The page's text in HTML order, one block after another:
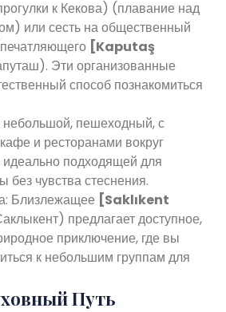
к Кекова) (плавание над
или сесть на общественный
[Kaputaş
Эти организованные
способ познакомиться
пешеходный, с
и ресторанами вокруг
идеально подходящей для
без чувства стеснения.
Близлежащее [Saklıkent
предлагает доступное,
приключение, где вы
к небольшим группам для
Путь